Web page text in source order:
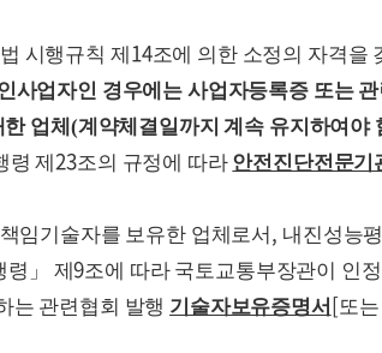
시행규칙 제 14조에 의한 소정의 자격을
사업자인 경우에는 사업자등록증 또는
업체 (계약체결일까지 계속 유지하여야
령 제23조의 규정에 따라 안전진단전문기
임기술자를 보유한 업체로서 , 내진성능
령 」 제9조에 따라 국토교통부장관이 인
는 관련협회 발행 기술자보유증명서 [또